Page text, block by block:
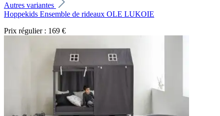
Autres variantes
Hoppekids Ensemble de rideaux OLE LUKOIE
Prix régulier : 169 €